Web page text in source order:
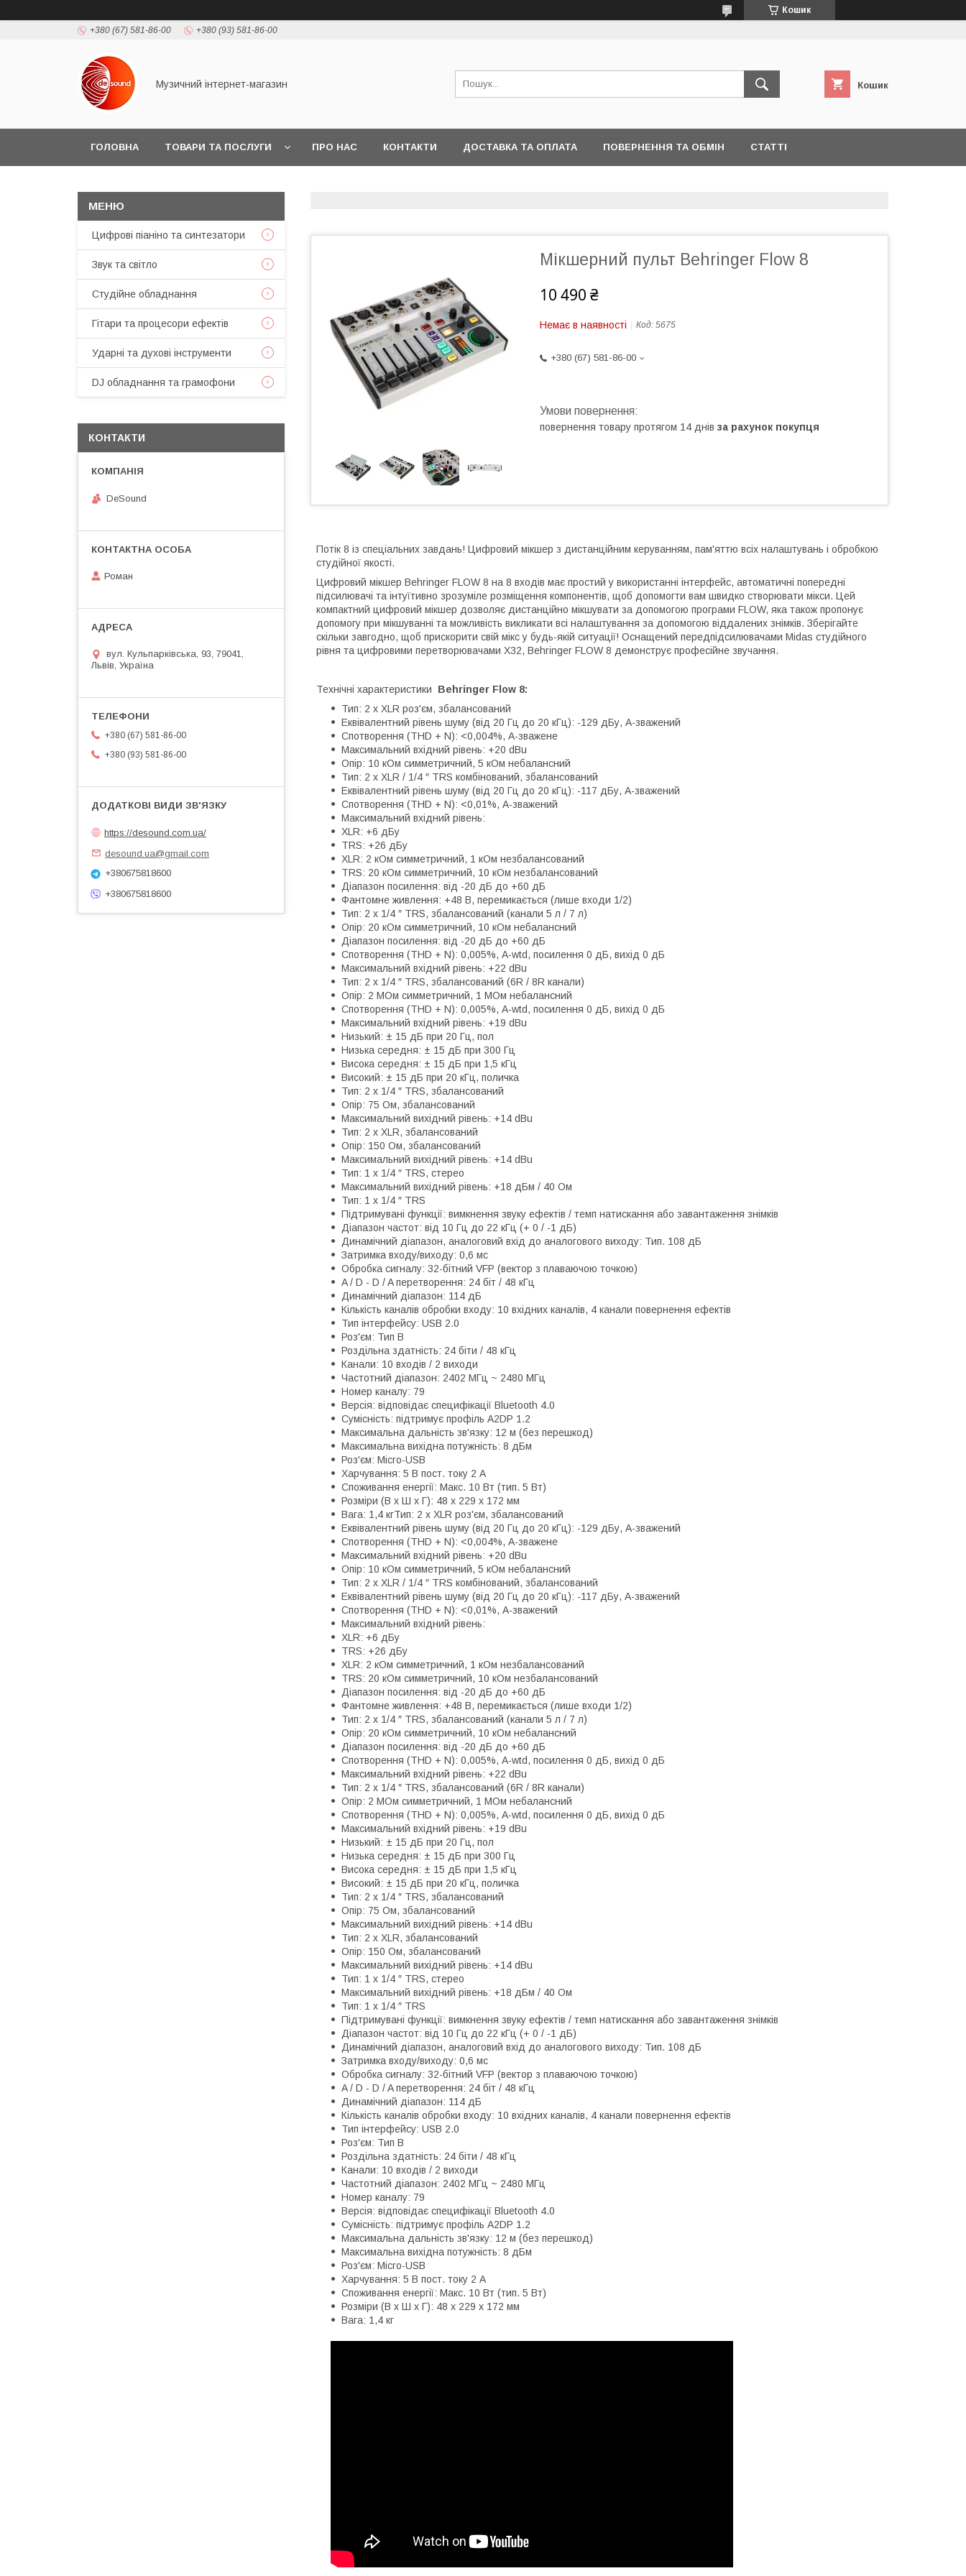
Кошик
+380 (67) 581-86-00 +380 (93) 581-86-00
Музичний інтернет-магазин Кошик
ГОЛОВНА ТОВАРИ ТА ПОСЛУГИ ПРО НАС КОНТАКТИ ДОСТАВКА ТА ОПЛАТА ПОВЕРНЕННЯ ТА ОБМІН СТАТТІ
Мікшерний пульт Behringer Flow 8
10 490 ₴
Немає в наявності Код: 5675
+380 (67) 581-86-00
повернення товару протягом 14 днів за рахунок покупця
Потік 8 із спеціальних завдань! Цифровий мікшер з дистанційним керуванням, пам'яттю всіх налаштувань і обробкою
студійної якості.
Цифровий мікшер Behringer FLOW 8 на 8 входів має простий у використанні інтерфейс, автоматичні попередні
підсилювачі та інтуїтивно зрозуміле розміщення компонентів, щоб допомогти вам швидко створювати мікси. Цей
компактний цифровий мікшер дозволяє дистанційно мікшувати за допомогою програми FLOW, яка також пропонує
допомогу при мікшуванні та можливість викликати всі налаштування за допомогою віддалених знімків. Зберігайте
скільки завгодно, щоб прискорити свій мікс у будь-якій ситуації! Оснащений передпідсилювачами Midas студійного
рівня та цифровими перетворювачами X32, Behringer FLOW 8 демонструє професійне звучання.
Технічні характеристики Behringer Flow 8:
Тип: 2 x XLR роз'єм, збалансований
Еквівалентний рівень шуму (від 20 Гц до 20 кГц): -129 дБу, A-зважений
Спотворення (THD + N): <0,004%, A-зважене
Максимальний вхідний рівень: +20 dBu
Опір: 10 кОм симметричний, 5 кОм небалансний
Тип: 2 x XLR / 1/4 ″ TRS комбінований, збалансований
Еквівалентний рівень шуму (від 20 Гц до 20 кГц): -117 дБу, A-зважений
Спотворення (THD + N): <0,01%, A-зважений
Максимальний вхідний рівень:
XLR: +6 дБу
TRS: +26 дБу
XLR: 2 кОм симметричний, 1 кОм незбалансований
TRS: 20 кОм симметричний, 10 кОм незбалансований
Діапазон посилення: від -20 дБ до +60 дБ
Фантомне живлення: +48 В, перемикається (лише входи 1/2)
Тип: 2 x 1/4 ″ TRS, збалансований (канали 5 л / 7 л)
Опір: 20 кОм симметричний, 10 кОм небалансний
Діапазон посилення: від -20 дБ до +60 дБ
Спотворення (THD + N): 0,005%, A-wtd, посилення 0 дБ, вихід 0 дБ
Максимальний вхідний рівень: +22 dBu
Тип: 2 x 1/4 ″ TRS, збалансований (6R / 8R канали)
Опір: 2 МОм симметричний, 1 МОм небалансний
Спотворення (THD + N): 0,005%, A-wtd, посилення 0 дБ, вихід 0 дБ
Максимальний вхідний рівень: +19 dBu
Низький: ± 15 дБ при 20 Гц, пол
Низька середня: ± 15 дБ при 300 Гц
Висока середня: ± 15 дБ при 1,5 кГц
Високий: ± 15 дБ при 20 кГц, поличка
Тип: 2 x 1/4 ″ TRS, збалансований
Опір: 75 Ом, збалансований
Максимальний вихідний рівень: +14 dBu
Тип: 2 x XLR, збалансований
Опір: 150 Ом, збалансований
Максимальний вихідний рівень: +14 dBu
Тип: 1 x 1/4 ″ TRS, стерео
Максимальний вихідний рівень: +18 дБм / 40 Ом
Тип: 1 x 1/4 ″ TRS
Підтримувані функції: вимкнення звуку ефектів / темп натискання або завантаження знімків
Діапазон частот: від 10 Гц до 22 кГц (+ 0 / -1 дБ)
Динамічний діапазон, аналоговий вхід до аналогового виходу: Тип. 108 дБ
Затримка входу/виходу: 0,6 мс
Обробка сигналу: 32-бітний VFP (вектор з плаваючою точкою)
A / D - D / A перетворення: 24 біт / 48 кГц
Динамічний діапазон: 114 дБ
Кількість каналів обробки входу: 10 вхідних каналів, 4 канали повернення ефектів
Тип інтерфейсу: USB 2.0
Роз'єм: Тип B
Роздільна здатність: 24 біти / 48 кГц
Канали: 10 входів / 2 виходи
Частотний діапазон: 2402 МГц ~ 2480 МГц
Номер каналу: 79
Версія: відповідає специфікації Bluetooth 4.0
Сумісність: підтримує профіль A2DP 1.2
Максимальна дальність зв'язку: 12 м (без перешкод)
Максимальна вихідна потужність: 8 дБм
Роз'єм: Micro-USB
Харчування: 5 В пост. току 2 А
Споживання енергії: Макс. 10 Вт (тип. 5 Вт)
Розміри (В x Ш x Г): 48 x 229 x 172 мм
Вага: 1,4 кгТип: 2 x XLR роз'єм, збалансований
Еквівалентний рівень шуму (від 20 Гц до 20 кГц): -129 дБу, A-зважений
Спотворення (THD + N): <0,004%, A-зважене
Максимальний вхідний рівень: +20 dBu
Опір: 10 кОм симметричний, 5 кОм небалансний
Тип: 2 x XLR / 1/4 ″ TRS комбінований, збалансований
Еквівалентний рівень шуму (від 20 Гц до 20 кГц): -117 дБу, A-зважений
Спотворення (THD + N): <0,01%, A-зважений
Максимальний вхідний рівень:
XLR: +6 дБу
TRS: +26 дБу
XLR: 2 кОм симметричний, 1 кОм незбалансований
TRS: 20 кОм симметричний, 10 кОм незбалансований
Діапазон посилення: від -20 дБ до +60 дБ
Фантомне живлення: +48 В, перемикається (лише входи 1/2)
Тип: 2 x 1/4 ″ TRS, збалансований (канали 5 л / 7 л)
Опір: 20 кОм симметричний, 10 кОм небалансний
Діапазон посилення: від -20 дБ до +60 дБ
Спотворення (THD + N): 0,005%, A-wtd, посилення 0 дБ, вихід 0 дБ
Максимальний вхідний рівень: +22 dBu
Тип: 2 x 1/4 ″ TRS, збалансований (6R / 8R канали)
Опір: 2 МОм симметричний, 1 МОм небалансний
Спотворення (THD + N): 0,005%, A-wtd, посилення 0 дБ, вихід 0 дБ
Максимальний вхідний рівень: +19 dBu
Низький: ± 15 дБ при 20 Гц, пол
Низька середня: ± 15 дБ при 300 Гц
Висока середня: ± 15 дБ при 1,5 кГц
Високий: ± 15 дБ при 20 кГц, поличка
Тип: 2 x 1/4 ″ TRS, збалансований
Опір: 75 Ом, збалансований
Максимальний вихідний рівень: +14 dBu
Тип: 2 x XLR, збалансований
Опір: 150 Ом, збалансований
Максимальний вихідний рівень: +14 dBu
Тип: 1 x 1/4 ″ TRS, стерео
Максимальний вихідний рівень: +18 дБм / 40 Ом
Тип: 1 x 1/4 ″ TRS
Підтримувані функції: вимкнення звуку ефектів / темп натискання або завантаження знімків
Діапазон частот: від 10 Гц до 22 кГц (+ 0 / -1 дБ)
Динамічний діапазон, аналоговий вхід до аналогового виходу: Тип. 108 дБ
Затримка входу/виходу: 0,6 мс
Обробка сигналу: 32-бітний VFP (вектор з плаваючою точкою)
A / D - D / A перетворення: 24 біт / 48 кГц
Динамічний діапазон: 114 дБ
Кількість каналів обробки входу: 10 вхідних каналів, 4 канали повернення ефектів
Тип інтерфейсу: USB 2.0
Роз'єм: Тип B
Роздільна здатність: 24 біти / 48 кГц
Канали: 10 входів / 2 виходи
Частотний діапазон: 2402 МГц ~ 2480 МГц
Номер каналу: 79
Версія: відповідає специфікації Bluetooth 4.0
Сумісність: підтримує профіль A2DP 1.2
Максимальна дальність зв'язку: 12 м (без перешкод)
Максимальна вихідна потужність: 8 дБм
Роз'єм: Micro-USB
Харчування: 5 В пост. току 2 А
Споживання енергії: Макс. 10 Вт (тип. 5 Вт)
Розміри (В x Ш x Г): 48 x 229 x 172 мм
Вага: 1,4 кг
Цифрові піаніно та синтезатори
Звук та світло
Студійне обладнання
Гітари та процесори ефектів
Ударні та духові інструменти
DJ обладнання та грамофони
КОНТАКТИ
DeSound
Роман
вул. Кульпарківська, 93, 79041,
Львів, Україна
+380 (67) 581-86-00
+380 (93) 581-86-00
https://desound.com.ua/
desound.ua@gmail.com
+380675818600
+380675818600